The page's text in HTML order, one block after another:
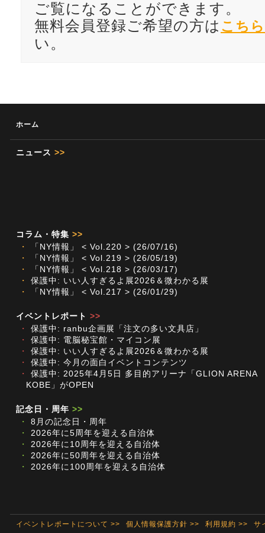
ご覧になることができます。
無料会員登録ご希望の方は こちら
い。
ホーム
ニュース >>
コラム・特集 >>
・
「NY情報」 < Vol.220 > (26/07/16)
・
「NY情報」 < Vol.219 > (26/05/19)
・
「NY情報」 < Vol.218 > (26/03/17)
・
保護中: いい人すぎるよ展2026＆微わかる展
・
「NY情報」 < Vol.217 > (26/01/29)
イベントレポート >>
・
保護中: ranbu企画展「注文の多い文具店」
・
保護中: 電脳秘宝館・マイコン展
・
保護中: いい人すぎるよ展2026＆微わかる展
・
保護中: 今月の面白イベントコンテンツ
・
保護中: 2025年4月5日 多目的アリーナ「GLION ARENA
KOBE」がOPEN
記念日・周年 >>
・
8月の記念日・周年
・
2026年に5周年を迎える自治体
・
2026年に10周年を迎える自治体
・
2026年に50周年を迎える自治体
・
2026年に100周年を迎える自治体
イベントレポートについて >> 個人情報保護方針 >> 利用規約 >> サ